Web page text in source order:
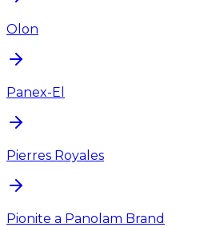
Olon
Panex-El
Pierres Royales
Pionite a Panolam Brand